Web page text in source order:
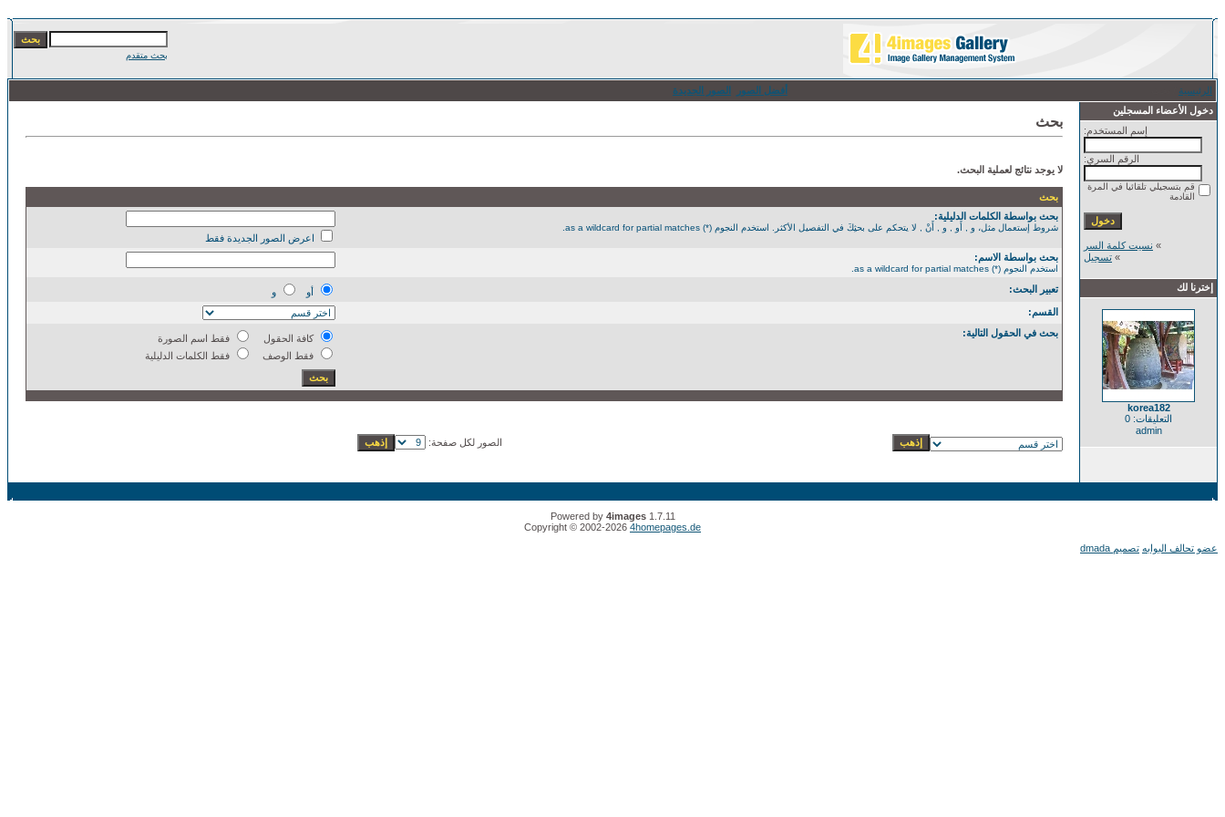
بحث متقدم
الرئيسية أفضل الصور
الصور الجديدة
دخول الأعضاء المسجلين
إسم المستخدم:
الرقم السري:
قم بتسجيلي تلقائيا في المرة
القادمة
» نسيت كلمة السر
» تسجيل
إخترنا لك
korea182
التعليقات: 0
admin
بحث
لا يوجد نتائج لعملية البحث.
بحث
بحث بواسطة الكلمات الدليلية:
شروط إستعمال مثل، و , أَو , و , أَنْ , لا يتحكم على بحثِكَ في التفصيل الأكثر. استخدم النجوم (*) as a wildcard for partial matches.
اعرض الصور الجديدة فقط
بحث بواسطة الاسم:
استخدم النجوم (*) as a wildcard for partial matches.
تعبير البحث: أو
و
القسم:
بحث في الحقول التالية:
كافة الحقول
فقط اسم الصورة
فقط الوصف
فقط الكلمات الدليلية
الصور لكل صفحة:
Powered by 4images1.7.11
Copyright © 2002-2026 4homepages.de
عضو تحالف البوابه تصميم dmada